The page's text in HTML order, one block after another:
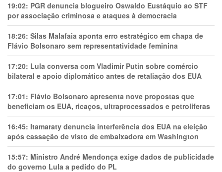
19:02: PGR denuncia blogueiro Oswaldo Eustáquio ao STF
por associação criminosa e ataques à democracia
18:26: Silas Malafaia aponta erro estratégico em chapa de
Flávio Bolsonaro sem representatividade feminina
17:20: Lula conversa com Vladimir Putin sobre comércio
bilateral e apoio diplomático antes de retaliação dos EUA
17:01: Flávio Bolsonaro apresenta nove propostas que
beneficiam os EUA, ricaços, ultraprocessados e petrolíferas
16:45: Itamaraty denuncia interferência dos EUA na eleição
após cassação de visto de embaixadora em Washington
15:57: Ministro André Mendonça exige dados de publicidade
do governo Lula a pedido do PL